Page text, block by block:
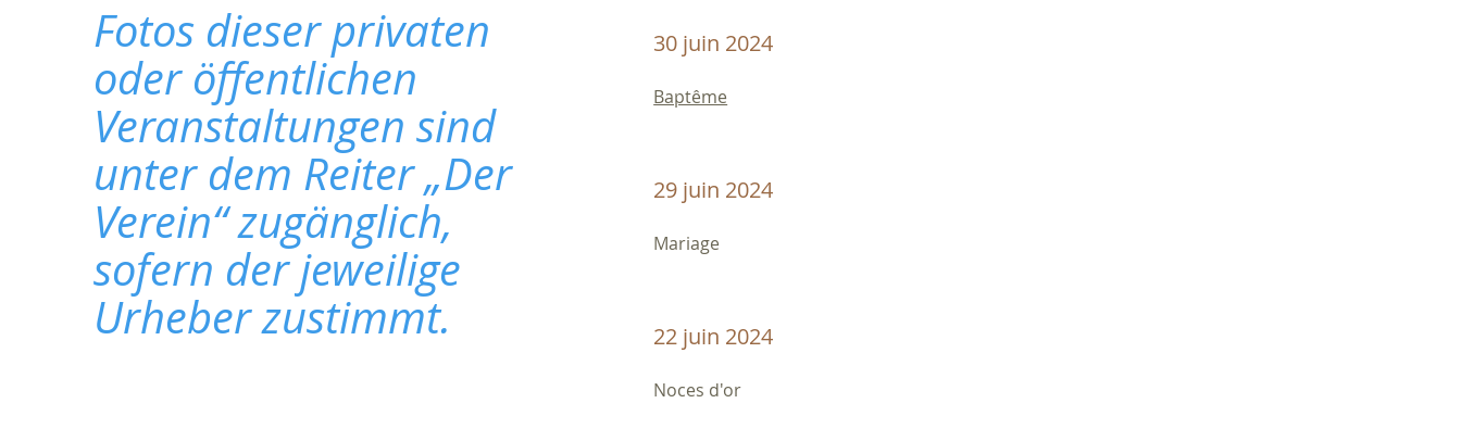
Fotos dieser privaten
oder öffentlichen
Veranstaltungen sind
unter dem Reiter „Der
Verein“ zugänglich,
sofern der jeweilige
Urheber zustimmt.
30 juin 2024
Baptême
29 juin 2024
Mariage
22 juin 2024
Noces d'or